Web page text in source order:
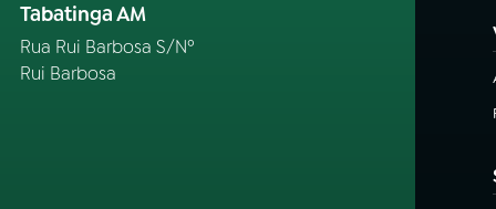
Tabatinga AM
Rua Rui Barbosa S/Nº
Rui Barbosa